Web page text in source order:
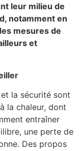
leur milieu de
notamment en
mesures de
et
la sécurité sont
la chaleur, dont
entraîner
une perte de
Des propos